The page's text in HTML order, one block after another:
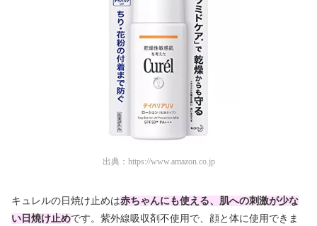
出典： https://www.amazon.co.jp
キュレルの日焼け止めは赤ちゃんにも使える、肌への刺激が少な
い日焼け止めです。紫外線吸収剤不使用で、顔と体に使用できま